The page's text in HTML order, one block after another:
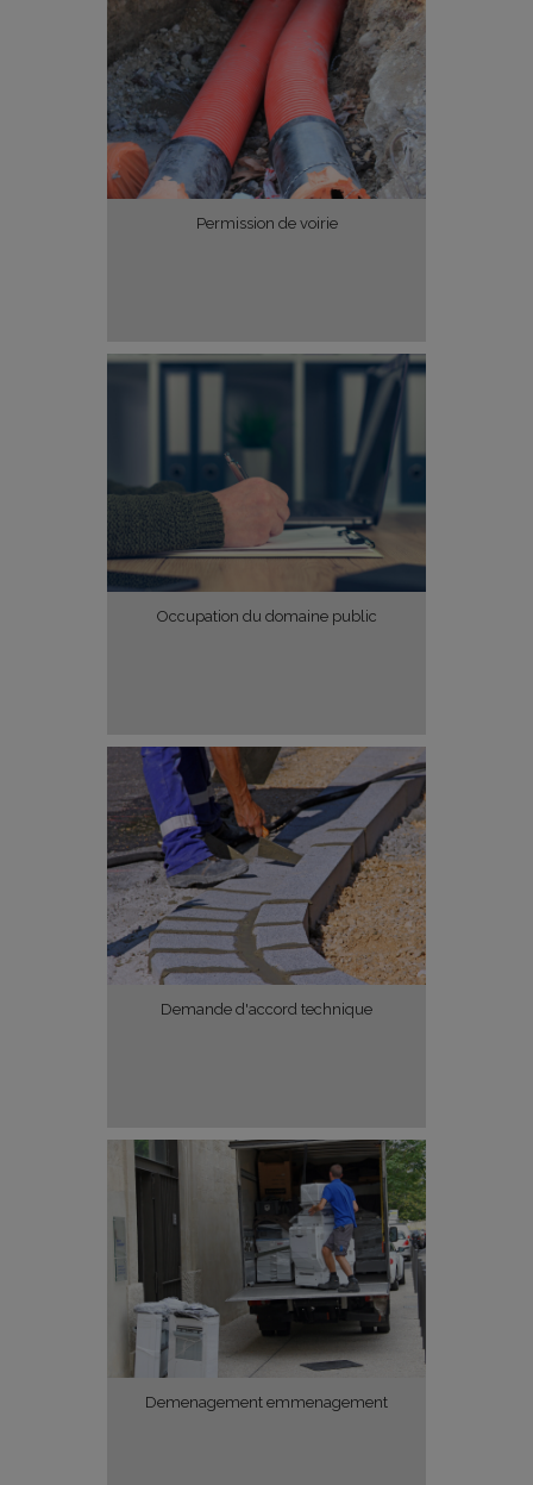
Permission de voirie
Occupation du domaine public
Demande d'accord technique
Demenagement emmenagement